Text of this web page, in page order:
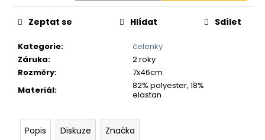
Kategorie:
čelenky
Záruka:
2 roky
Rozměry:
7x46cm
Materiál:
82% polyester, 18%
elastan
Zeptat se Hlídat Sdílet
Popis Diskuze Značka
č
u
e
m
e